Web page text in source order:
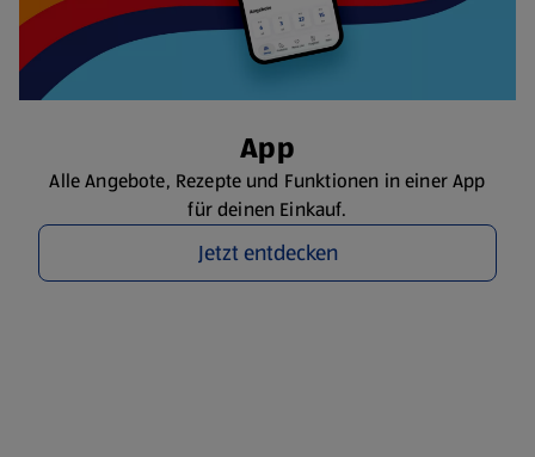
App
Alle Angebote, Rezepte und Funktionen in einer App
für deinen Einkauf.
Jetzt entdecken